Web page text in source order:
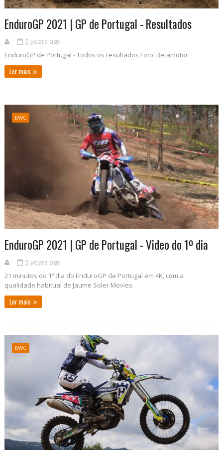
EnduroGP 2021 | GP de Portugal - Resultados
5 years ago
EnduroGP de Portugal - Todos os resultados Foto: Betamotor
Ler mais
EWC
EnduroGP 2021 | GP de Portugal - Video do 1º dia
5 years ago
21 minutos do 1º dia do EnduroGP de Portugal em 4K, com a
qualidade habitual de Jaume Soler Movies.
Ler mais
EWC